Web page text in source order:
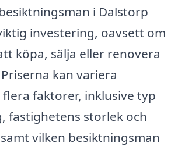
i Dalstorp
investering, oavsett om
köpa, sälja eller renovera
kan variera
faktorer, inklusive typ
fastighetens storlek och
vilken besiktningsman